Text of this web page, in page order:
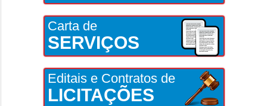
Carta de
SERVIÇOS
Editais e Contratos de
LICITAÇÕES